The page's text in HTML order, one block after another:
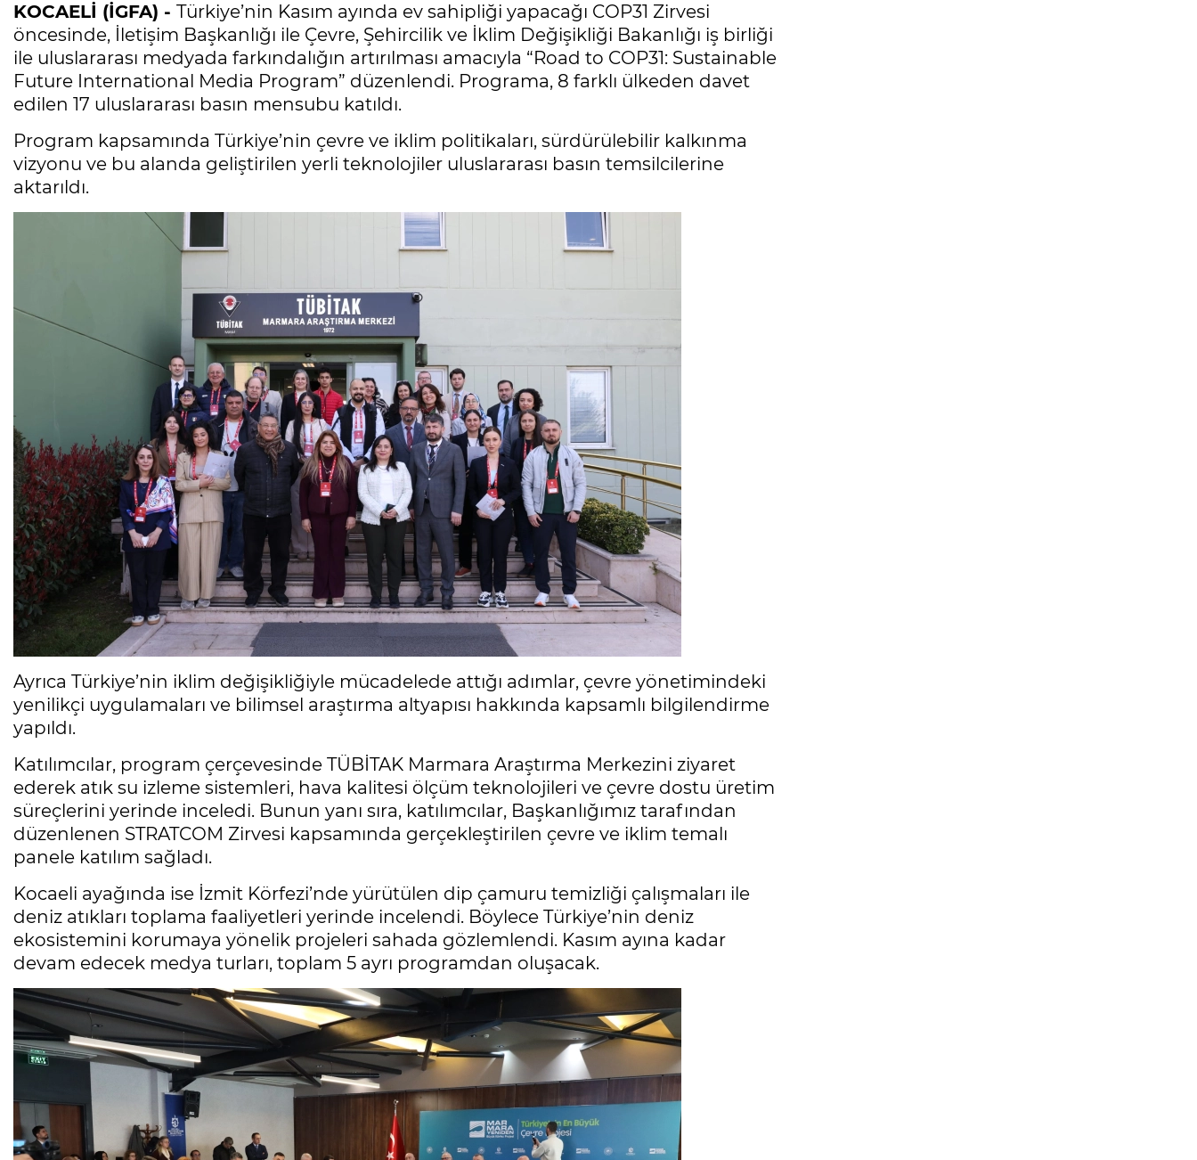
KOCAELİ (İGFA) - Türkiye’nin Kasım ayında ev sahipliği yapacağı COP31 Zirvesi
öncesinde, İletişim Başkanlığı ile Çevre, Şehircilik ve İklim Değişikliği Bakanlığı iş birliği
ile uluslararası medyada farkındalığın artırılması amacıyla “Road to COP31: Sustainable
Future International Media Program” düzenlendi. Programa, 8 farklı ülkeden davet
edilen 17 uluslararası basın mensubu katıldı.
Program kapsamında Türkiye’nin çevre ve iklim politikaları, sürdürülebilir kalkınma
vizyonu ve bu alanda geliştirilen yerli teknolojiler uluslararası basın temsilcilerine
aktarıldı.
Ayrıca Türkiye’nin iklim değişikliğiyle mücadelede attığı adımlar, çevre yönetimindeki
yenilikçi uygulamaları ve bilimsel araştırma altyapısı hakkında kapsamlı bilgilendirme
yapıldı.
Katılımcılar, program çerçevesinde TÜBİTAK Marmara Araştırma Merkezini ziyaret
ederek atık su izleme sistemleri, hava kalitesi ölçüm teknolojileri ve çevre dostu üretim
süreçlerini yerinde inceledi. Bunun yanı sıra, katılımcılar, Başkanlığımız tarafından
düzenlenen STRATCOM Zirvesi kapsamında gerçekleştirilen çevre ve iklim temalı
panele katılım sağladı.
Kocaeli ayağında ise İzmit Körfezi’nde yürütülen dip çamuru temizliği çalışmaları ile
deniz atıkları toplama faaliyetleri yerinde incelendi. Böylece Türkiye’nin deniz
ekosistemini korumaya yönelik projeleri sahada gözlemlendi. Kasım ayına kadar
devam edecek medya turları, toplam 5 ayrı programdan oluşacak.